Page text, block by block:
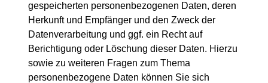
gespeicherten personenbezogenen Daten, deren
Herkunft und Empfänger und den Zweck der
Datenverarbeitung und ggf. ein Recht auf
Berichtigung oder Löschung dieser Daten. Hierzu
sowie zu weiteren Fragen zum Thema
personenbezogene Daten können Sie sich